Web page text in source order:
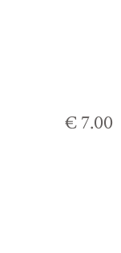
€ 7.00